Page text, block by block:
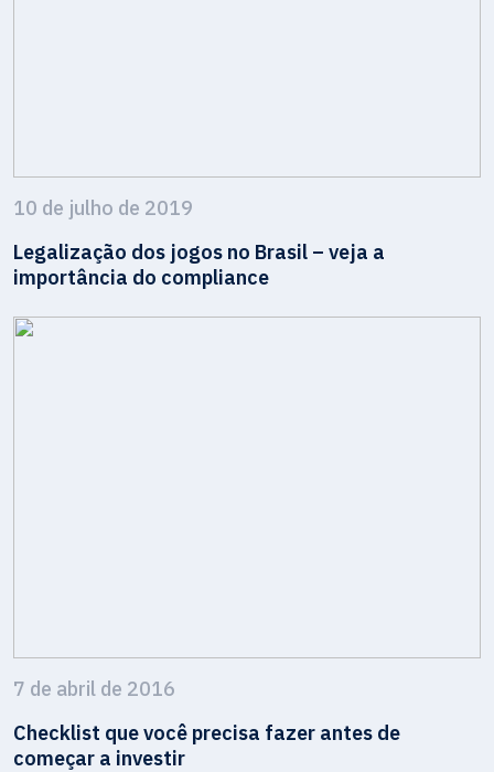
10 de julho de 2019
Legalização dos jogos no Brasil – veja a
importância do compliance
7 de abril de 2016
Checklist que você precisa fazer antes de
começar a investir